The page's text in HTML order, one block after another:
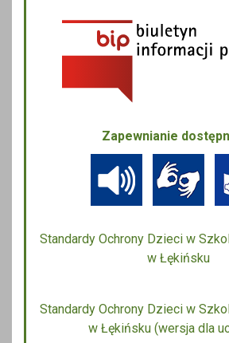
Zapewnianie
Standardy Ochrony Dzieci w
w Łękińsku
Standardy Ochrony Dzieci w
w Łękińsku (wersja dla